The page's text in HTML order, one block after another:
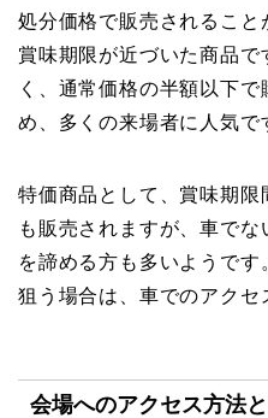
処分価格で販売されること
賞味期限が近づいた商品
く、通常価格の半額以下
め、多くの来場者に人気で
特価商品として、賞味期
も販売されますが、車で
を諦める方も多いようで
狙う場合は、車でのアクセ
会場へのアクセス方法